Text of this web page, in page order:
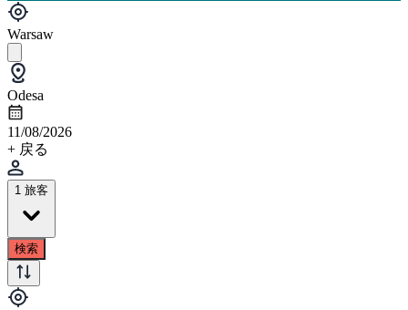
Warsaw
Odesa
11/08/2026
+ 戻る
1 旅客
検索